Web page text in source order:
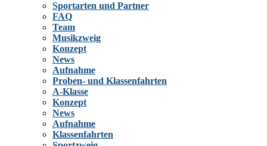
Sportarten und Partner
FAQ
Team
Musikzweig
Konzept
News
Aufnahme
Proben- und Klassenfahrten
A-Klasse
Konzept
News
Aufnahme
Klassenfahrten